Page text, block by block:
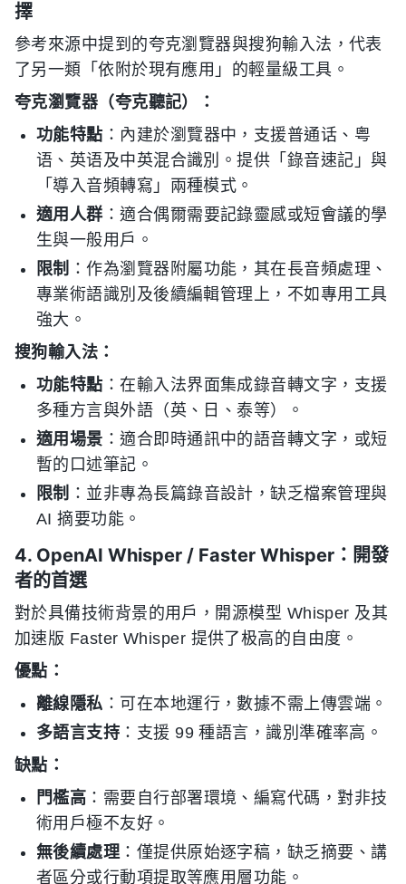
擇
參考來源中提到的夸克瀏覽器與搜狗輸入法，代表
了另一類「依附於現有應用」的輕量級工具。
夸克瀏覽器（夸克聽記）：
功能特點 ：內建於瀏覽器中，支援普通话、粤
语、英语及中英混合識別。提供「錄音速記」與
「導入音頻轉寫」兩種模式。
適用人群 ：適合偶爾需要記錄靈感或短會議的學
生與一般用戶。
限制 ：作為瀏覽器附屬功能，其在長音頻處理、
專業術語識別及後續編輯管理上，不如專用工具
強大。
搜狗輸入法：
功能特點 ：在輸入法界面集成錄音轉文字，支援
多種方言與外語（英、日、泰等）。
適用場景 ：適合即時通訊中的語音轉文字，或短
暫的口述筆記。
限制 ：並非專為長篇錄音設計，缺乏檔案管理與
AI 摘要功能。
4. OpenAI Whisper / Faster Whisper：開發
者的首選
對於具備技術背景的用戶，開源模型 Whisper 及其
加速版 Faster Whisper 提供了极高的自由度。
優點：
離線隱私 ：可在本地運行，數據不需上傳雲端。
多語言支持 ：支援 99 種語言，識別準確率高。
缺點：
門檻高 ：需要自行部署環境、編寫代碼，對非技
術用戶極不友好。
無後續處理：僅提供原始逐字稿，缺乏摘要、講
者區分或行動項提取等應用層功能。